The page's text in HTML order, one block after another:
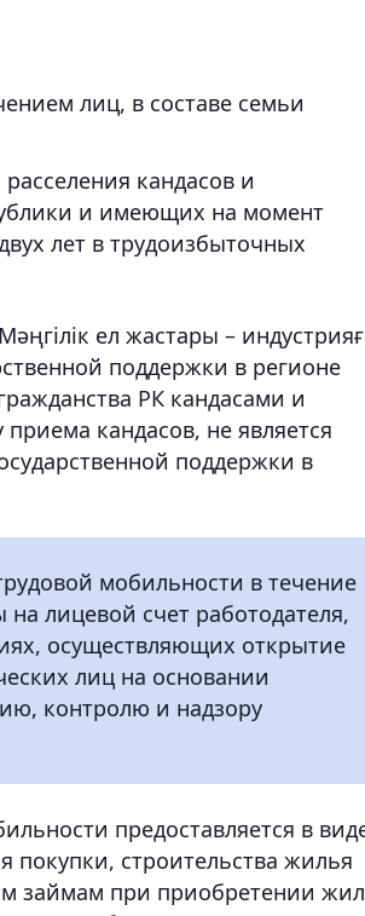
лиц, в составе семьи
кандасов и
и имеющих на момент
лет в трудоизбыточных
ел жастары –
поддержки в регионе
РК кандасами и
кандасов, не является
поддержки в
мобильности в течение
лицевой счет работодателя,
осуществляющих открытие
лиц на основании
контролю и надзору
предоставляется в
строительства жилья
займам при приобретении